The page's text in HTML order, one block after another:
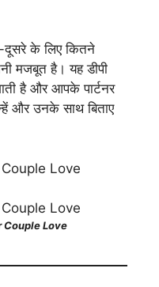
दूसरे के लिए कितने
मजबूत है। यह डीपी
है और आपके पार्टनर
और उनके साथ बिताए
Couple Love